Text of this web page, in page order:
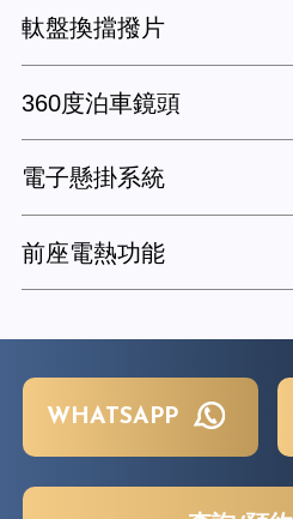
軚盤換擋撥片
360度泊車鏡頭
電子懸掛系統
前座電熱功能
WHATSAPP